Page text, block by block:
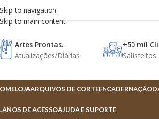
Skip to navigation
Skip to main content
Artes Prontas.
Atualizações/Diárias.
+50 mil
Satisfeitos.
LOJAARQUIVOS DE CORTEENCADERNAÇÃO
DE ACESSOAJUDA E SUPORTE